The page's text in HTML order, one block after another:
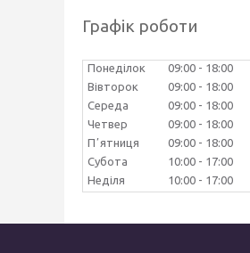
Графік роботи
Понеділок 09:00
18:00
Вівторок
09:00
18:00
Середа
09:00
18:00
Четвер
09:00
18:00
Пʼятниця
09:00
18:00
Субота
10:00
17:00
Неділя
10:00 17:00